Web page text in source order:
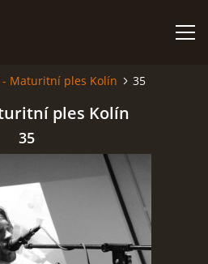
- Maturitní ples Kolín 35
ples Kolín
35